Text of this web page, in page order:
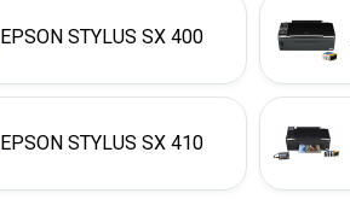
EPSON STYLUS SX 400
EPSON STYLUS SX 410